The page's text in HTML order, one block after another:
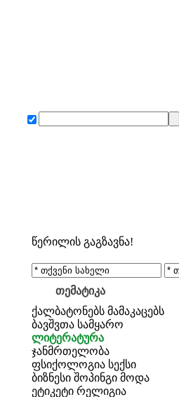
წერილის გაგზავნა!
თემატიკა
ქალბატონებს მამაკაცებს
ბავშვთა სამყარო
ლიტერატურა
ჯანმრთელობა
ფსიქოლოგია სექსი
ბიზნესი შოპინგი მოდა
ეტიკეტი რელიგია